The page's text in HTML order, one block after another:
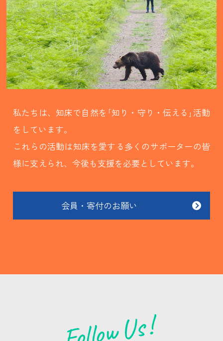
私たちは、知床で自然を｢知り・守り・伝える｣活動
をしています。
これらの活動は知床を愛する多くのサポーターの皆
様に支えられ、今後も支援を必要としています。
会員・寄付のお願い